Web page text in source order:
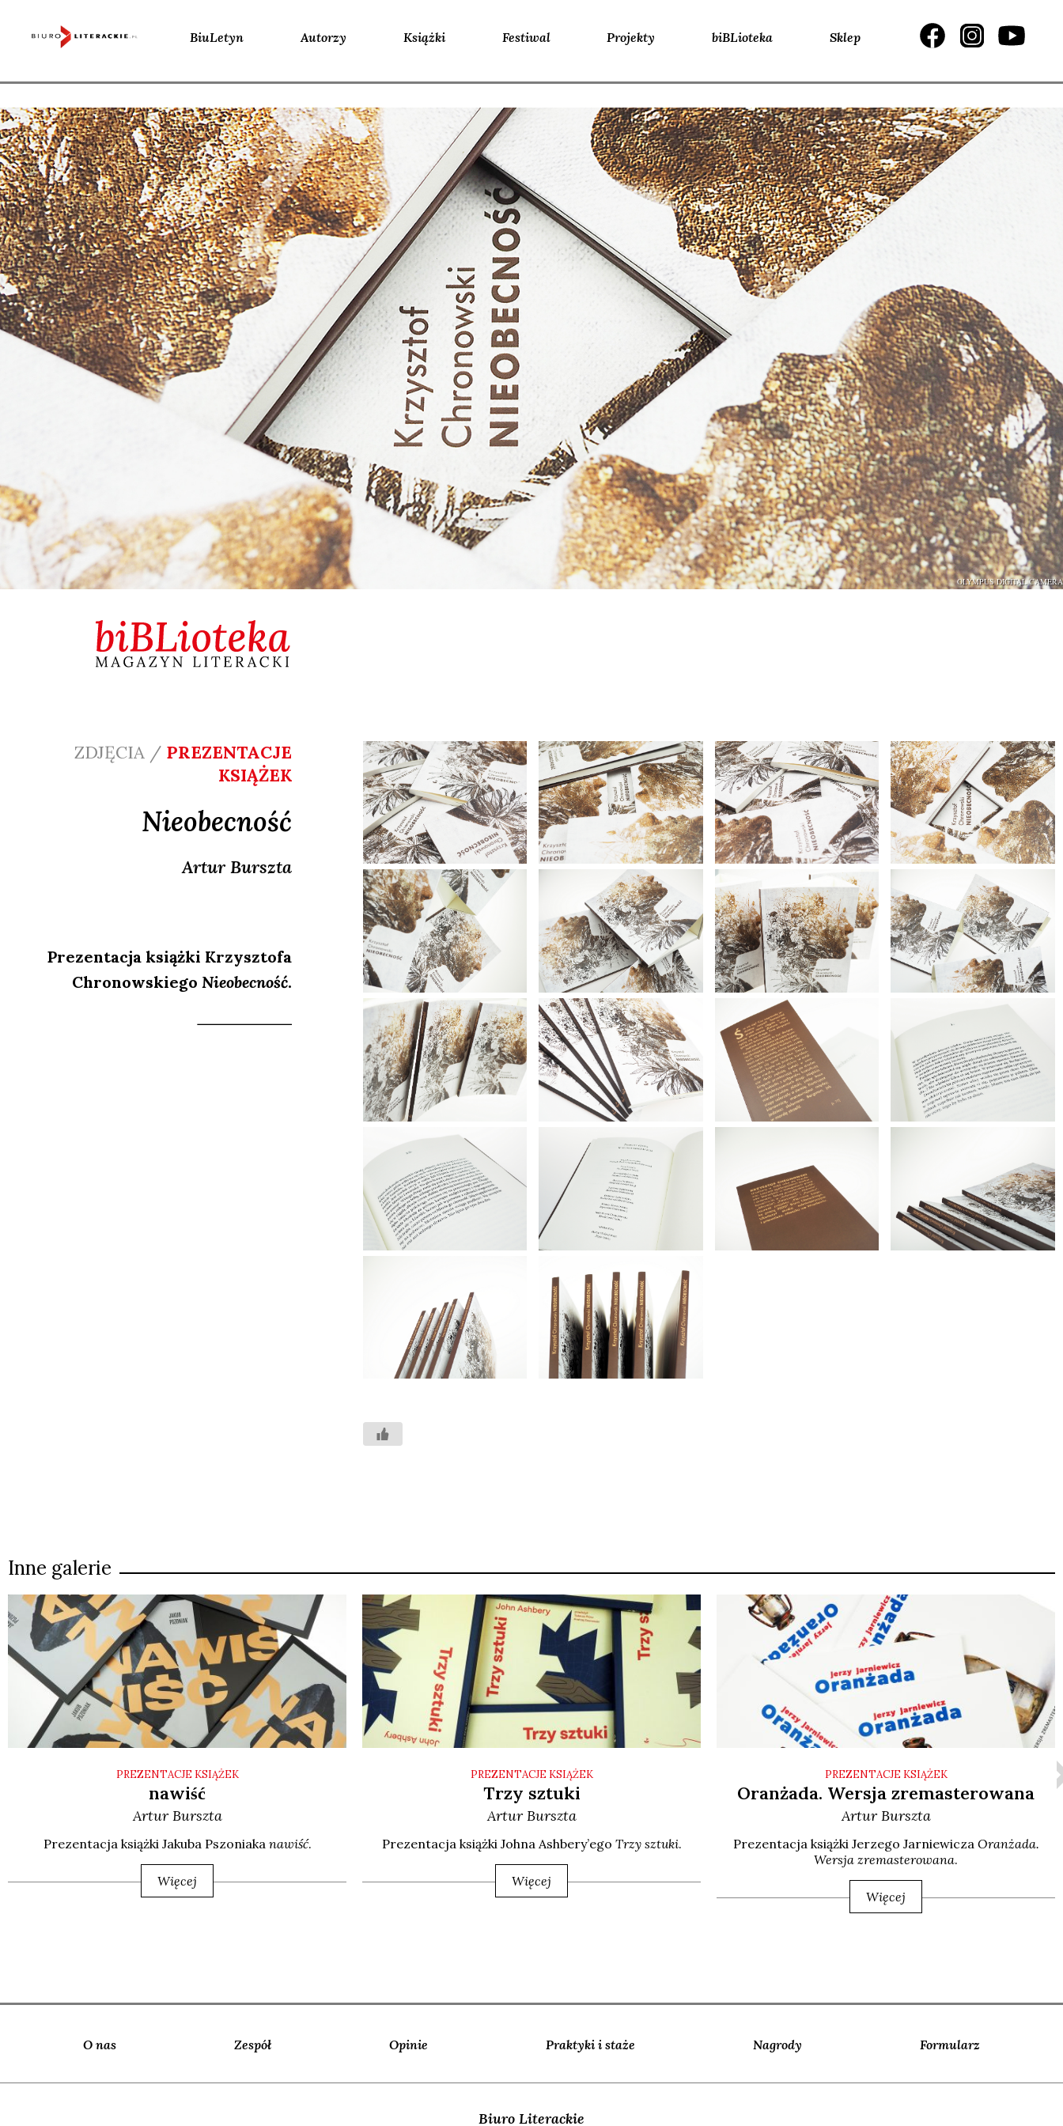
BiuLetyn Autorzy Książki Festiwal Projekty biBLioteka Sklep
Skip
to
content
OLYMPUS DIGITAL CAMERA
ZDJĘCIA / PREZENTACJE
KSIĄŻEK
Nieobecność
ArturBurszta
Prezentacja książki Krzysztofa
Chronowskiego Nieobecność.
Inne galerie
PREZENTACJE KSIĄŻEK
nawiść
Artur Burszta
Pre­zen­ta­cja książ­ki Jaku­ba Pszo­nia­ka nawiść.
Więcej
PREZENTACJE KSIĄŻEK
Trzy sztuki
Artur Burszta
Pre­zen­ta­cja książ­ki Joh­na Ash­be­ry­’e­go Trzy sztu­ki.
Więcej
PREZENTACJE KSIĄŻEK
Oranżada. Wersja zremasterowana
Artur Burszta
Pre­zen­ta­cja książ­ki Jerze­go Jar­nie­wi­cza Oran­ża­da.
Wer­sja zre­ma­ste­ro­wa­na.
Więcej
O nas Zespół Opinie Praktyki i staże Nagrody Formularz
Biuro Literackie